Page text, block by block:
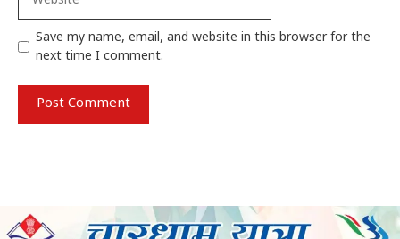
Save my name, email, and website in this browser for the
next time I comment.